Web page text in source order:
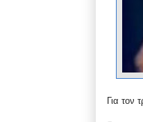
Για τον